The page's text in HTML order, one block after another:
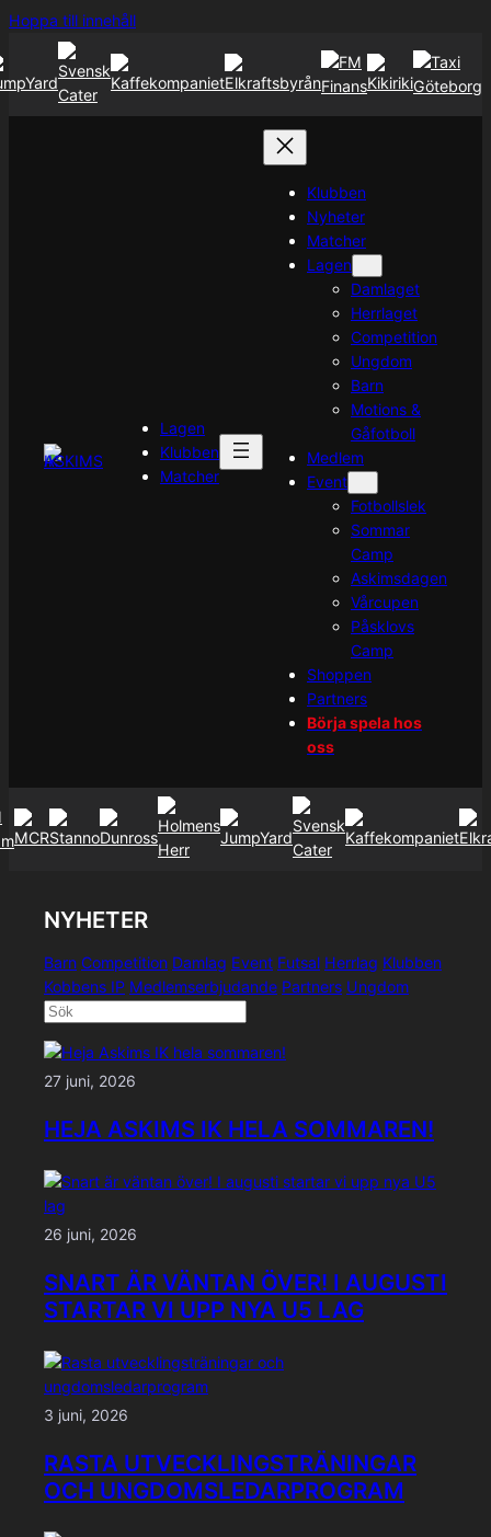
Hoppa till innehållHoppa
Lagen
Klubben
Matcher
Klubben
Nyheter
Matcher
Lagen
Damlaget
Herrlaget
Competition
Ungdom
Barn
Motions &
Gåfotboll
Medlem
Event
Fotbollslek
Sommar
Camp
Askimsdagen
Vårcupen
Påsklovs
Camp
Shoppen
Partners
Börja spela hos
oss
NYHETER
Barn Competition Damlag Event Futsal Herrlag Klubben
Kobbens IP Medlemserbjudande Partners Ungdom
27 juni, 2026
HEJA ASKIMS IK HELA SOMMAREN!
26 juni, 2026
SNART ÄR VÄNTAN ÖVER! I AUGUSTI
STARTAR VI UPP NYA U5 LAG
3 juni, 2026
RASTA UTVECKLINGSTRÄNINGAR
OCH UNGDOMSLEDARPROGRAM